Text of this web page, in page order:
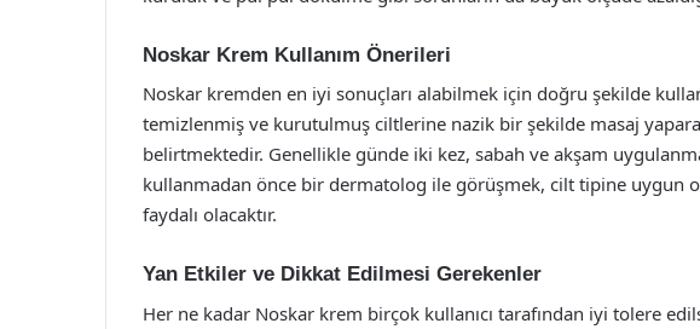
Noskar Krem Kullanım Önerileri
Noskar kremden en iyi sonuçları alabilmek için doğru şekilde
temizlenmiş ve kurutulmuş ciltlerine nazik bir şekilde masaj
belirtmektedir. Genellikle günde iki kez, sabah ve akşam
kullanmadan önce bir dermatolog ile görüşmek, cilt tipine uygun
faydalı olacaktır.
Yan Etkiler ve Dikkat Edilmesi Gerekenler
Her ne kadar Noskar krem birçok kullanıcı tarafından iyi tolere